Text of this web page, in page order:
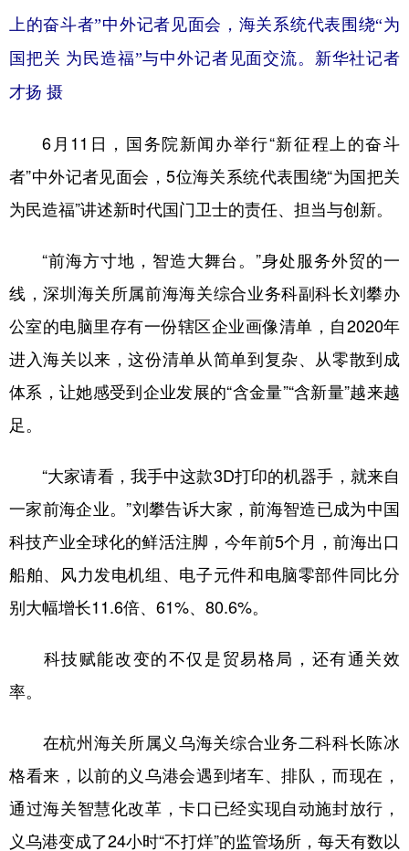
山东 河南 湖北 湖南
陕西 甘肃 青海 宁夏
新疆 内蒙古 黑龙江
多语种频道
English Español Français عربى
Русский язык 日本語 한국어
上的奋斗者”中外记者见面会，海关系统代表围绕“为
国把关 为民造福”与中外记者见面交流。新华社记者
才扬 摄
6月11日，国务院新闻办举行“新征程上的奋斗
者”中外记者见面会，5位海关系统代表围绕“为国把关
为民造福”讲述新时代国门卫士的责任、担当与创新。
“前海方寸地，智造大舞台。”身处服务外贸的一
线，深圳海关所属前海海关综合业务科副科长刘攀办
公室的电脑里存有一份辖区企业画像清单，自2020年
进入海关以来，这份清单从简单到复杂、从零散到成
体系，让她感受到企业发展的“含金量”“含新量”越来越
足。
“大家请看，我手中这款3D打印的机器手，就来自
一家前海企业。”刘攀告诉大家，前海智造已成为中国
科技产业全球化的鲜活注脚，今年前5个月，前海出口
船舶、风力发电机组、电子元件和电脑零部件同比分
别大幅增长11.6倍、61%、80.6%。
科技赋能改变的不仅是贸易格局，还有通关效
率。
在杭州海关所属义乌海关综合业务二科科长陈冰
格看来，以前的义乌港会遇到堵车、排队，而现在，
通过海关智慧化改革，卡口已经实现自动施封放行，
义乌港变成了24小时“不打烊”的监管场所，每天有数以